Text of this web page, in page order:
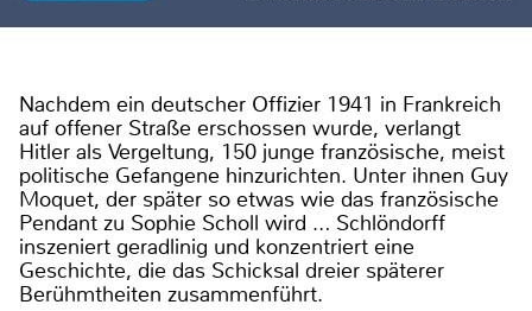
Nachdem ein deutscher Offizier 1941 in Frankreich
auf offener Straße erschossen wurde, verlangt
Hitler als Vergeltung, 150 junge französische, meist
politische Gefangene hinzurichten. Unter ihnen Guy
Moquet, der später so etwas wie das französische
Pendant zu Sophie Scholl wird … Schlöndorff
inszeniert geradlinig und konzentriert eine
Geschichte, die das Schicksal dreier späterer
Berühmtheiten zusammenführt.